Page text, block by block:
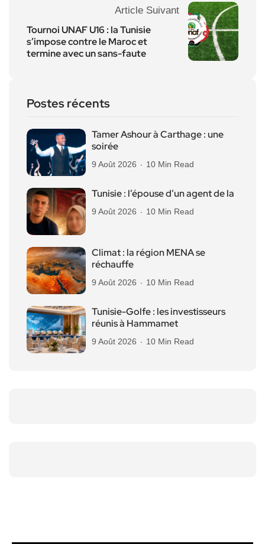
Article Suivant
Tournoi UNAF U16 : la Tunisie
s’impose contre le Maroc et
termine avec un sans-faute
Postes récents
Tamer Ashour à Carthage : une
soirée
9 Août 2026 10 Min Read
Tunisie : l’épouse d’un agent de la
9 Août 2026 10 Min Read
Climat : la région MENA se
réchauffe
9 Août 2026 10 Min Read
Tunisie-Golfe : les investisseurs
réunis à Hammamet
9 Août 2026 10 Min Read